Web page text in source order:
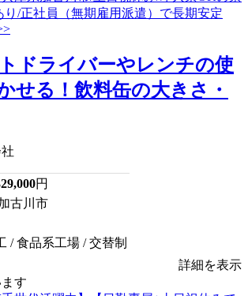
ドライバーやレンチの使
せる！飲料缶の大きさ・
円
古川市
/ 食品系工場 / 交替制
詳細を表示
す